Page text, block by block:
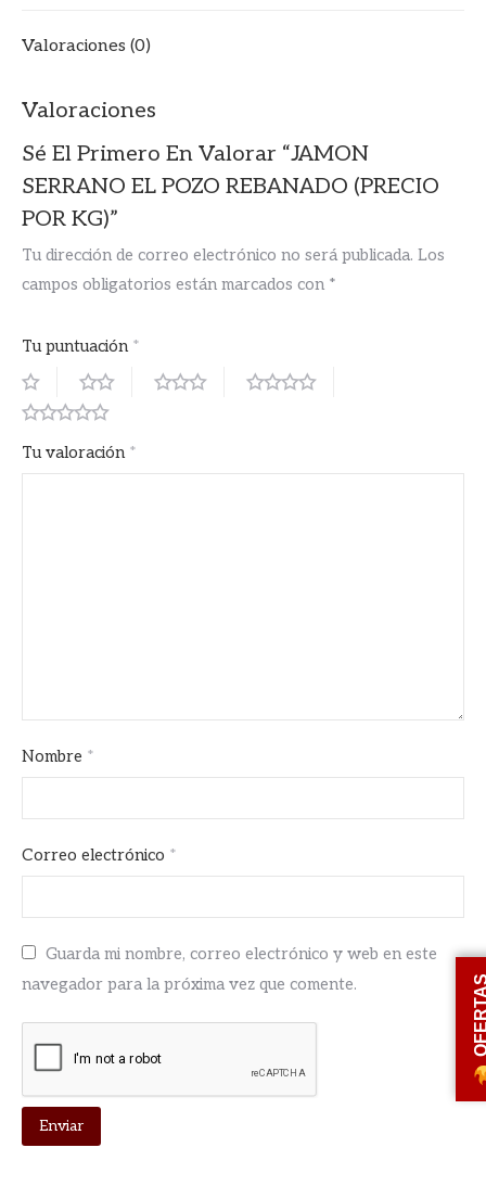
Valoraciones (0)
Valoraciones
Sé El Primero En Valorar “JAMON
SERRANO EL POZO REBANADO (PRECIO
POR KG)”
Tu dirección de correo electrónico no será publicada. Los
campos obligatorios están marcados con *
Tu puntuación *
Tu valoración *
Nombre *
Correo electrónico *
Guarda mi nombre, correo electrónico y web en este
navegador para la próxima vez que comente.